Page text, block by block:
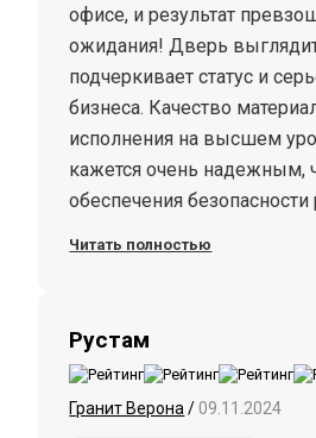
офисе, и результат
ожидания! Дверь
подчеркивает статус и
бизнеса. Качество
исполнения на высшем
кажется очень надежным,
обеспечения безопасности
выбором и рекомендую
Сенатор всем, кто ценит
Читать полностью
Рустам
Гранит Верона /09.11.2024